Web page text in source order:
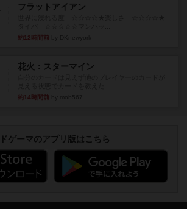
フラットアイアン
約12時間前
花火：スターマイン
約14時間前
ゲーマのアプリ版はこちら